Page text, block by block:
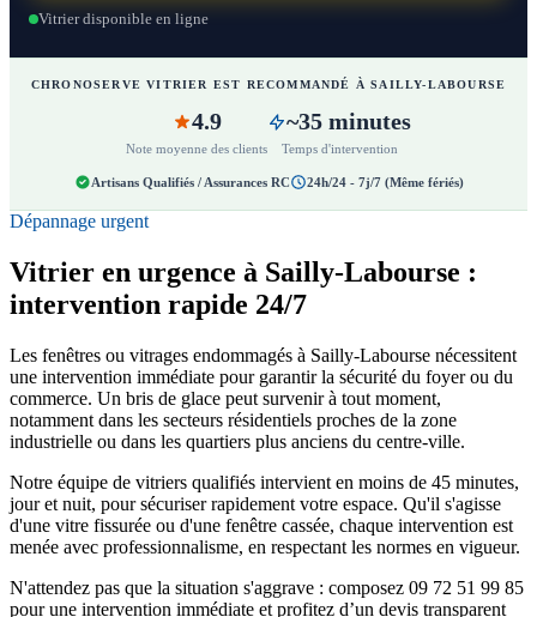
Vitrier disponible en ligne
CHRONOSERVE VITRIER EST RECOMMANDÉ À SAILLY-LABOURSE
4.9
Note moyenne des clients
~35 minutes
Temps d'intervention
Artisans Qualifiés / Assurances RC 24h/24 - 7j/7 (Même fériés)
Dépannage urgent
Vitrier en urgence à Sailly-Labourse :
intervention rapide 24/7
Les fenêtres ou vitrages endommagés à Sailly-Labourse nécessitent
une intervention immédiate pour garantir la sécurité du foyer ou du
commerce. Un bris de glace peut survenir à tout moment,
notamment dans les secteurs résidentiels proches de la zone
industrielle ou dans les quartiers plus anciens du centre-ville.
Notre équipe de vitriers qualifiés intervient en moins de 45 minutes,
jour et nuit, pour sécuriser rapidement votre espace. Qu'il s'agisse
d'une vitre fissurée ou d'une fenêtre cassée, chaque intervention est
menée avec professionnalisme, en respectant les normes en vigueur.
N'attendez pas que la situation s'aggrave : composez 09 72 51 99 85
pour une intervention immédiate et profitez d’un devis transparent